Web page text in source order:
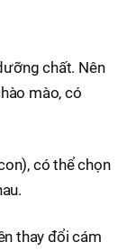
chất. Nên
mào, có
có thể chọn
thay đổi cám